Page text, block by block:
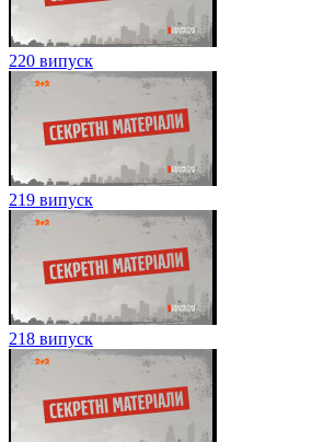
220 випуск
219 випуск
218 випуск